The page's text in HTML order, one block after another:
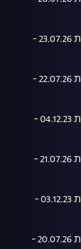
המהדורה המרכזית 23.07.26 -
המהדורה המרכזית 22.07.26 -
המהדורה המרכזית 04.12.23 -
המהדורה המרכזית 21.07.26 -
המהדורה המרכזית 03.12.23 -
המהדורה המרכזית 20.07.26 -